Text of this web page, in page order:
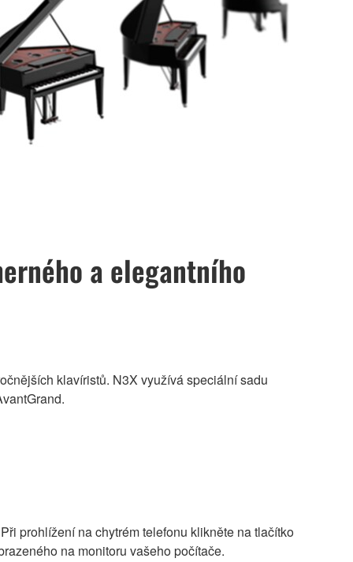
a elegantního
klavíristů. N3X využívá speciální sadu
prohlížení na chytrém telefonu klikněte na tlačítko
na monitoru vašeho počítače.